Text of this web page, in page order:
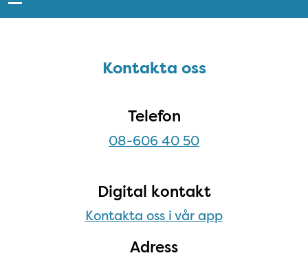
Kontakta ossKontakta oss
Telefon
08-606 40 50
Digital kontakt
Kontakta oss i vår app
Adress